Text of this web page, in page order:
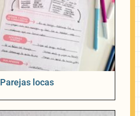
Parejas locas